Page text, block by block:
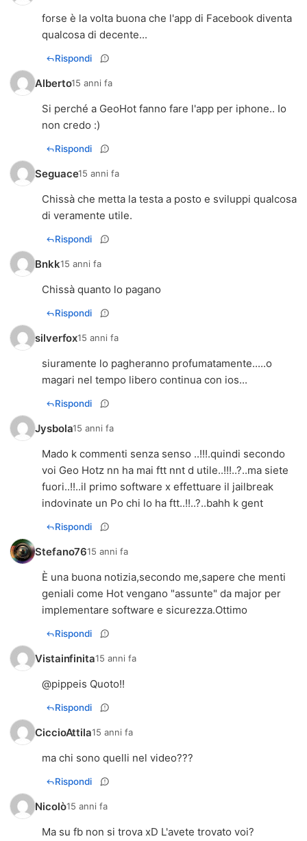
forse è la volta buona che l'app di Facebook diventa
qualcosa di decente...
Rispondi
Alberto15 anni fa
Si perché a GeoHot fanno fare l'app per iphone.. Io
non credo :)
Rispondi
Seguace15 anni fa
Chissà che metta la testa a posto e sviluppi qualcosa
di veramente utile.
Rispondi
Bnkk15 anni fa
Chissà quanto lo pagano
Rispondi
silverfox15 anni fa
siuramente lo pagheranno profumatamente.....o
magari nel tempo libero continua con ios...
Rispondi
Jysbola15 anni fa
Mado k commenti senza senso ..!!!.quindi secondo
voi Geo Hotz nn ha mai ftt nnt d utile..!!!..?..ma siete
fuori..!!..il primo software x effettuare il jailbreak
indovinate un Po chi lo ha ftt..!!..?..bahh k gent
Rispondi
Stefano7615 anni fa
È una buona notizia,secondo me,sapere che menti
geniali come Hot vengano "assunte" da major per
implementare software e sicurezza.Ottimo
Rispondi
Vistainfinita15 anni fa
@pippeis Quoto!!
Rispondi
CiccioAttila15 anni fa
ma chi sono quelli nel video???
Rispondi
Nicolò15 anni fa
Ma su fb non si trova xD L'avete trovato voi?